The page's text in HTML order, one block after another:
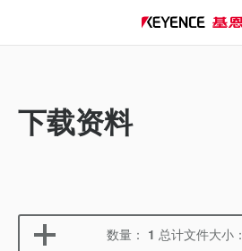
下载资料
数量： 1 总计文件大小：